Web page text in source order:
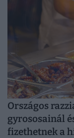
Országos
gyrososainál
fizethetnek a